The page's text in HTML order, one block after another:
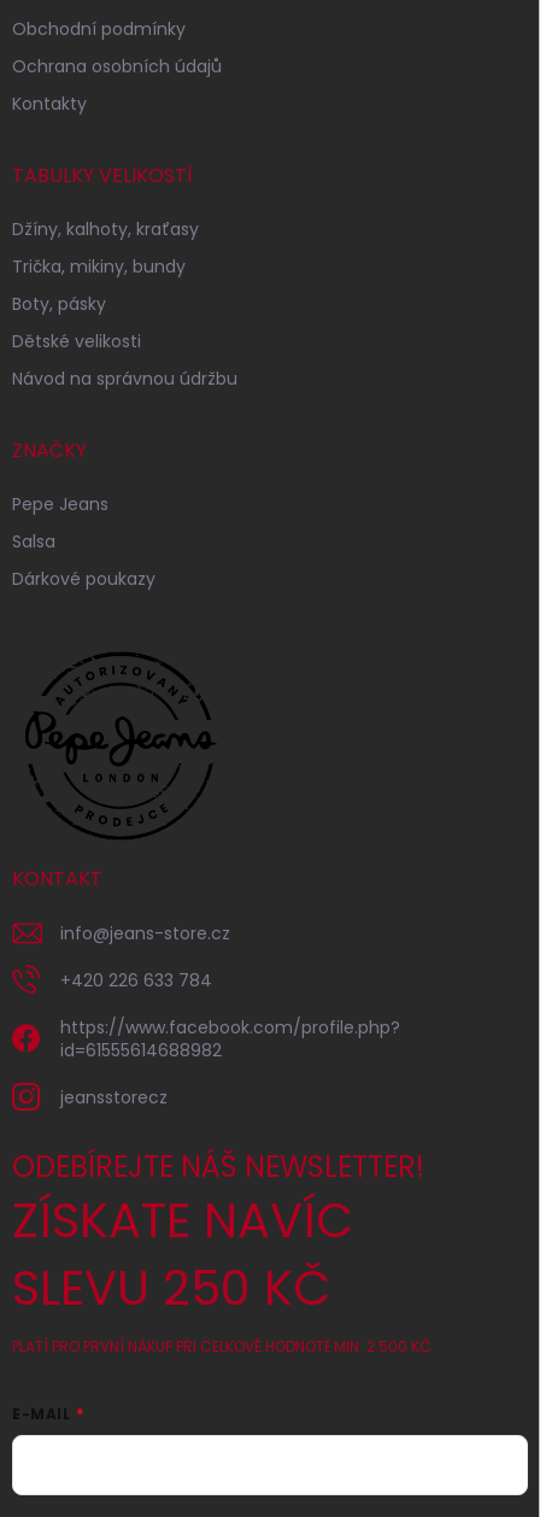
Obchodní podmínky
Ochrana osobních údajů
Kontakty
TABULKY VELIKOSTÍ
Džíny, kalhoty, kraťasy
Trička, mikiny, bundy
Boty, pásky
Dětské velikosti
Návod na správnou údržbu
ZNAČKY
Pepe Jeans
Salsa
Dárkové poukazy
KONTAKT
info@jeans-store.cz
+420 226 633 784
https://www.facebook.com/profile.php?
id=61555614688982
jeansstorecz
ODEBÍREJTE NÁŠ NEWSLETTER!
ZÍSKATE NAVÍC
SLEVU 250 KČ
PLATÍ PRO PRVNÍ NÁKUP PŘI CELKOVÉ HODNOTĚ MIN. 2 500 KČ
E-MAIL